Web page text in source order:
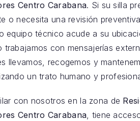
Centro Carabana. Si su silla
o necesita una revisión
equipo técnico acude a su
trabajamos con mensajerías
llevamos, recogemos y
un trato humano y
con nosotros en la zona de
Centro Carabana, tiene